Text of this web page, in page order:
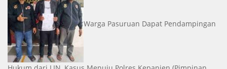
Warga Pasuruan Dapat Pendampingan